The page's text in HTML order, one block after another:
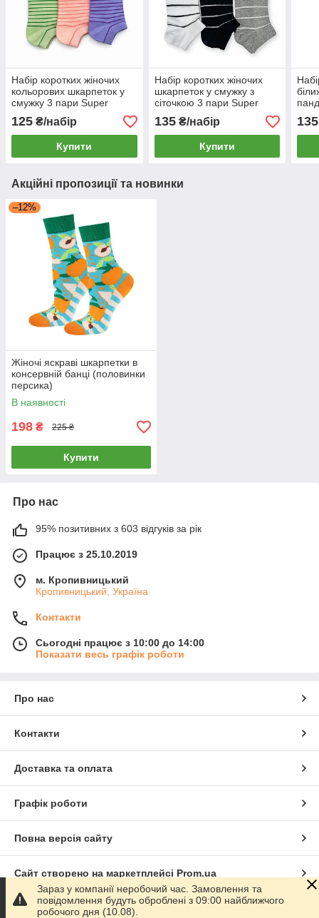
Набір коротких жіночих
кольорових шкарпеток у
смужку 3 пари Super
Socks
125 ₴/набір
Купити
Набір коротких жіночих
шкарпеток у смужку з
сіточкою 3 пари Super
Socks
135₴/набір
Купити
135
Акційні пропозиції та новинки
–12%
Жіночі яскраві шкарпетки в
консервній банці (половинки
персика)
В наявності
198 ₴ 225 ₴
Купити
Про нас
95% позитивних з 603 відгуків за рік
Працює з 25.10.2019
м. Кропивницький
Кропивницький, Україна
Контакти
Сьогодні працює з 10:00 до 14:00
Показати весь графік роботи
Про нас
Контакти
Доставка та оплата
Графік роботи
Повна версія сайту
Сайт створено на маркетплейсі Prom.ua
Політика конфіденційності
Зараз у компанії неробочий час. Замовлення та
повідомлення будуть оброблені з 09:00 найближчого
робочого дня (10.08).